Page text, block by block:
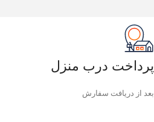
پرداخت درب منزل
بعد از دریافت سفارش